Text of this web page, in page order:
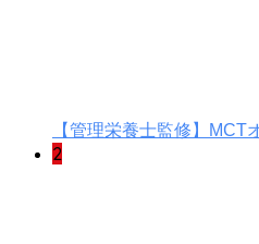
【管理栄養士監修】
2